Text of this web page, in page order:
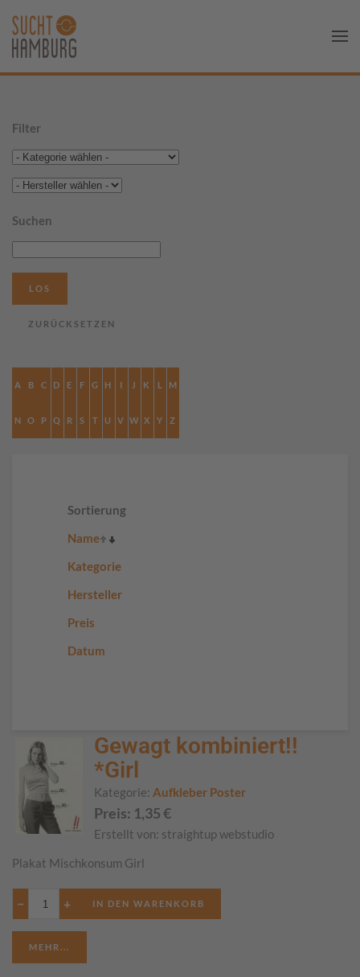
Filter
Suchen
A B C D E F G H I J K L M
N O P Q R S T U V W X Y Z
Sortierung
Name
Kategorie
Hersteller
Preis
Datum
Gewagt kombiniert!!
*Girl
Kategorie: Aufkleber Poster
Preis: 1,35€
Erstellt von: straightup webstudio
Plakat Mischkonsum Girl
− +
MEHR...